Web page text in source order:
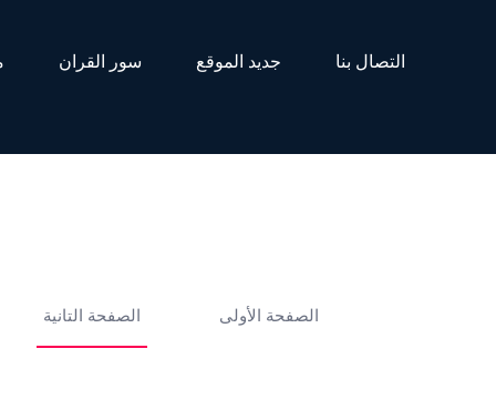
سور القران جديد الموقع التصال بنا
الصفحة التانية الصفحة الأولى